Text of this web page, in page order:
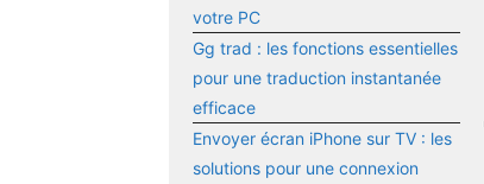
votre PC
Gg trad : les fonctions essentielles
pour une traduction instantanée
efficace
Envoyer écran iPhone sur TV : les
solutions pour une connexion